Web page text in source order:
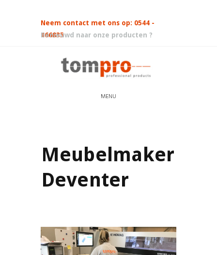
Neem contact met ons op: 0544 -
466835
Benieuwd naar onze producten ?
MENU
Meubelmaker
Deventer